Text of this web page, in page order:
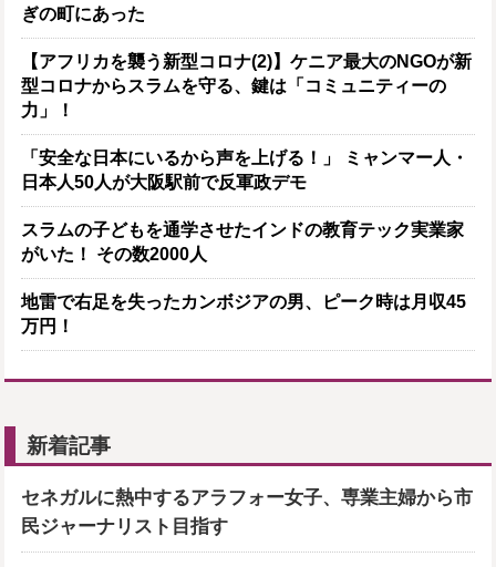
ぎの町にあった
【アフリカを襲う新型コロナ(2)】ケニア最大のNGOが新
型コロナからスラムを守る、鍵は「コミュニティーの
力」！
「安全な日本にいるから声を上げる！」 ミャンマー人・
日本人50人が大阪駅前で反軍政デモ
スラムの子どもを通学させたインドの教育テック実業家
がいた！ その数2000人
地雷で右足を失ったカンボジアの男、ピーク時は月収45
万円！
新着記事
セネガルに熱中するアラフォー女子、専業主婦から市
民ジャーナリスト目指す